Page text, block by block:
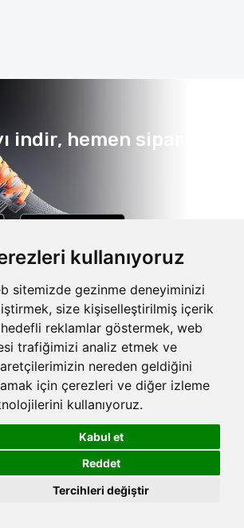
kullanıyoruz
sitemizde gezinme deneyiminizi
size kişiselleştirilmiş içerik
reklamlar göstermek, web
trafiğimizi analiz etmek ve
nereden geldiğini
için çerezleri ve diğer izleme
kullanıyoruz.
Kabul et
Reddet
Tercihleri değiştir
indir, hemen sipariş
Sorulan Sorular
tüm soruların cevapları
TÜM SORULAR